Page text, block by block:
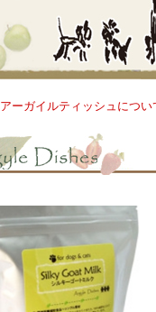
アーガイルティッシュについ